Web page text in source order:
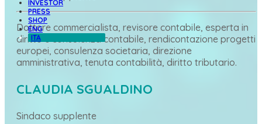
INVESTOR
PRESS
SHOP
ENG
ITA
Dottore commercialista, revisore contabile, esperta in
diritto e consulenza contabile, rendicontazione progetti
europei, consulenza societaria, direzione
amministrativa, tenuta contabilità, diritto tributario.
CLAUDIA SGUALDINO
Sindaco supplente